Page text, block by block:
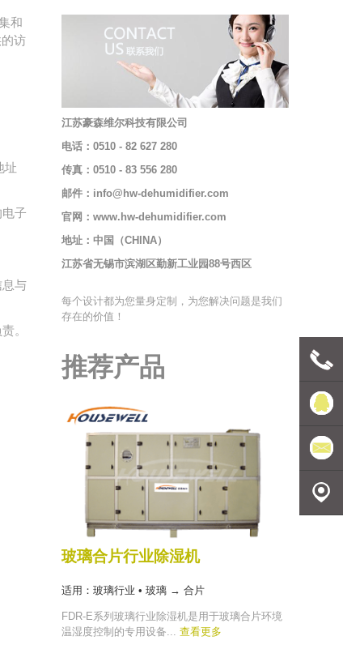
和
访
址
子
与
。
江苏豪森维尔科技有限公司
电话：0510 - 82 627 280
传真：0510 - 83 556 280
邮件： info@hw-dehumidifier.com
官网：www.hw-dehumidifier.com
地址：中国（CHINA）
江苏省无锡市滨湖区勤新工业园88号西区
每个设计都为您量身定制，为您解决问题是我们
存在的价值！
推荐产品
玻璃合片行业除湿机
适用：玻璃行业 • 玻璃 → 合片
FDR-E系列玻璃行业除湿机是用于玻璃合片环境
温湿度控制的专用设备...查看更多
联系电
话
豪森维
发送邮